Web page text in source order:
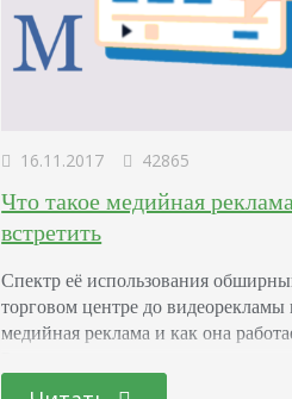
16.11.2017 42865
Что такое медийная
встретить
Спектр её использования
торговом центре до видеорекламы
медийная реклама и как она
Михаил, расположившись удобно в